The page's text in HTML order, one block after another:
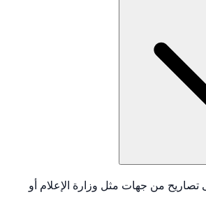
من جهات مثل وزارة الإعلام أو